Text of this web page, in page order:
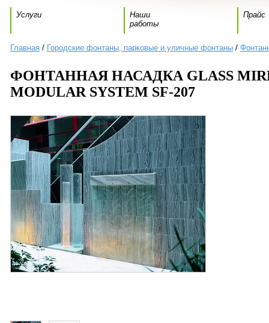
Услуги
Наши
работы
Прайс
Главная / Городские фонтаны, парковые и уличные фонтаны /
ФОНТАННАЯ НАСАДКА GLASS
MODULAR SYSTEM SF-207